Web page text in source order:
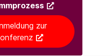
zur